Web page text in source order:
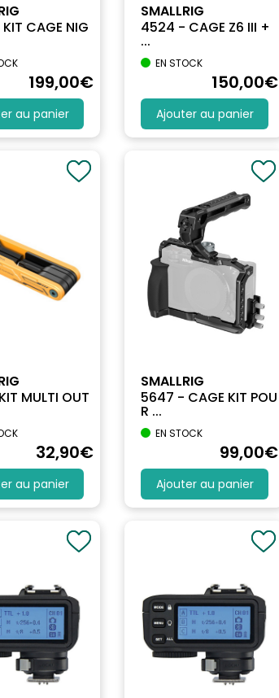
CAGE NIG
199,00€
au panier
SMALLRIG
4524 - CAGE Z6 III +
...
EN STOCK
150,00€
Ajouter au panier
MULTI OUT
32,90€
au panier
SMALLRIG
5647 - CAGE KIT POU
R ...
EN STOCK
99,00€
Ajouter au panier